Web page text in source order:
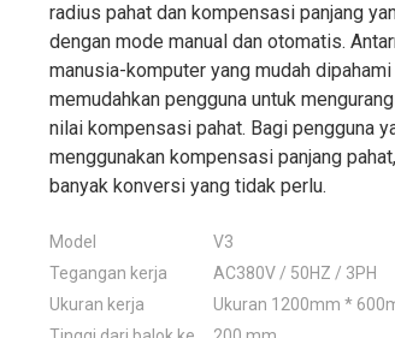
radius pahat dan kompensasi panjang
dengan mode manual dan otomatis.
manusia-komputer yang mudah dipahami
memudahkan pengguna untuk
nilai kompensasi pahat. Bagi pengguna
menggunakan kompensasi panjang
banyak konversi yang tidak perlu.
Model
V3
Tegangan kerja
AC380V / 50HZ / 3PH
Ukuran kerja
Ukuran 1200mm *